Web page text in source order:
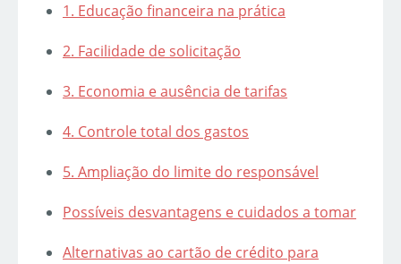
1. Educação financeira na prática
2. Facilidade de solicitação
3. Economia e ausência de tarifas
4. Controle total dos gastos
5. Ampliação do limite do responsável
Possíveis desvantagens e cuidados a tomar
Alternativas ao cartão de crédito para